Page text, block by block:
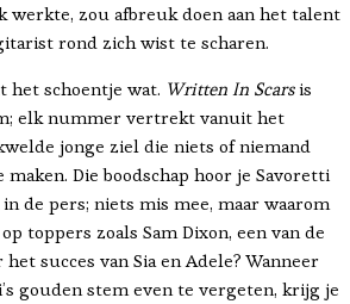
werkte, zou afbreuk doen aan het talent
rond zich wist te scharen.
het schoentje wat. Written In Scarsis
elk nummer vertrekt vanuit het
jonge ziel die niets of niemand
Die boodschap hoor je Savoretti
de pers; niets mis mee, maar waarom
toppers zoals Sam Dixon, een van de
succes van Sia en Adele? Wanneer
gouden stem even te vergeten, krijg je